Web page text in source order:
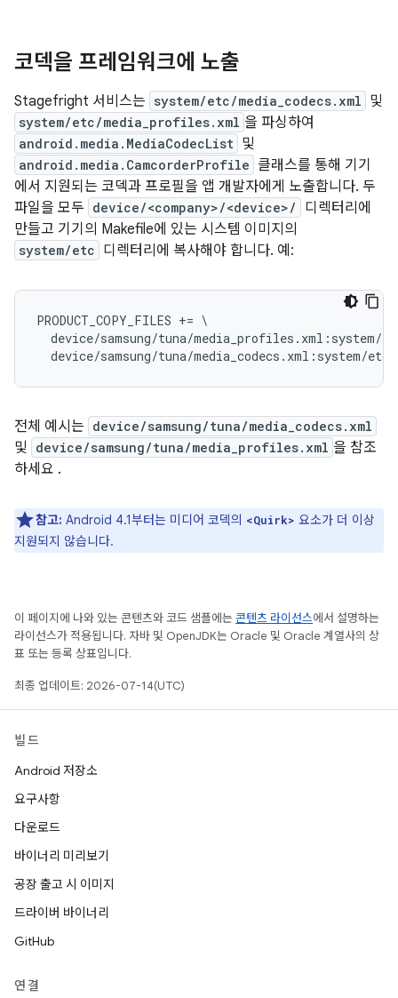
코덱을 프레임워크에 노출
Stagefright 서비스는 system/etc/media_codecs.xml 및
system/etc/media_profiles.xml 을 파싱하여
android.media.MediaCodecList 및
android.media.CamcorderProfile 클래스를 통해 기기
에서 지원되는 코덱과 프로필을 앱 개발자에게 노출합니다. 두
파일을 모두 device/<company>/<device>/
디렉터리에
만들고 기기의 Makefile에 있는 시스템 이미지의
system/etc 디렉터리에 복사해야 합니다. 예:
PRODUCT_COPY_FILES += \
device/samsung/tuna/media_profiles.xml:system/
전체 예시는 device/samsung/tuna/media_codecs.xml
및 device/samsung/tuna/media_profiles.xml 을 참조
하세요 .
참고: Android 4.1부터는 미디어 코덱의 <Quirk> 요소가 더 이상
지원되지 않습니다.
이 페이지에 나와 있는 콘텐츠와 코드 샘플에는 콘텐츠 라이선스에서 설명하는
라이선스가 적용됩니다. 자바 및 OpenJDK는 Oracle 및 Oracle 계열사의 상
표 또는 등록 상표입니다.
최종 업데이트: 2026-07-14(UTC)
빌드
Android 저장소
요구사항
다운로드
바이너리 미리보기
공장 출고 시 이미지
드라이버 바이너리
GitHub
연결